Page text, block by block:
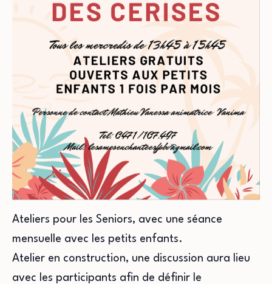
Ateliers pour les Seniors, avec une séance
mensuelle avec les petits enfants.
Atelier en construction, une discussion aura lieu
avec les participants afin de définir le